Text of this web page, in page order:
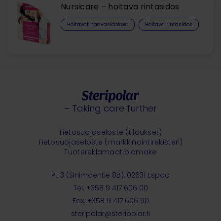
Nursicare – hoitava rintasidos
Hoitavat haavasidokset​ Hoitava rintasidos
– Taking care further
PL 3 (Sinimäentie 8B), 02631 Espoo
Tel. +358 9 417 606 00
Fax. +358 9 417 606 90
steripolar@steripolar.fi
Tietosuojaseloste (tilaukset)
Tietosuojaseloste (markkinointirekisteri)
Tuotereklamaatiolomake